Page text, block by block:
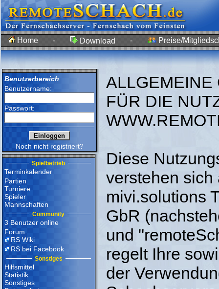
Home - Download - Preise/
Benutzerbereich
Benutzername:
Passwort:
Noch nicht registriert?
Spielbetrieb
Terminkalender
Partien
Turniere
Spieler
Mannschaften
Community
3 Benutzer online
Forum
RS Wiki
RS bei Facebook
Sonstiges
Hilfsmittel
Statistik
Sonstiges
ALLGEMEINE
FÜR DIE
Diese
verstehen sich
mivi.solutions
GbR
und
regelt Ihre
der